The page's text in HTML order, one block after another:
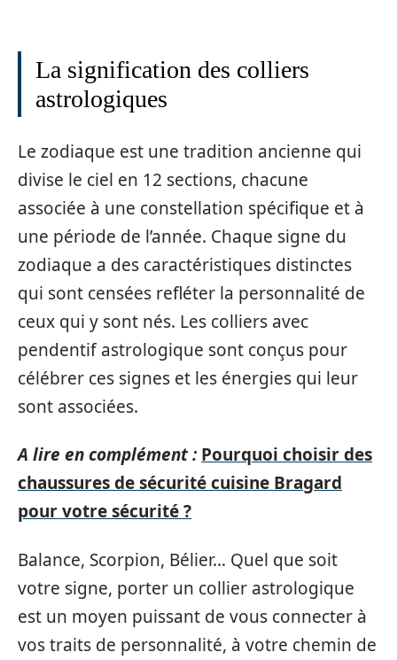
La signification des colliers
astrologiques
Le zodiaque est une tradition ancienne qui
divise le ciel en 12 sections, chacune
associée à une constellation spécifique et à
une période de l’année. Chaque signe du
zodiaque a des caractéristiques distinctes
qui sont censées refléter la personnalité de
ceux qui y sont nés. Les colliers avec
pendentif astrologique sont conçus pour
célébrer ces signes et les énergies qui leur
sont associées.
A lire en complément : Pourquoi choisir des
chaussures de sécurité cuisine Bragard
pour votre sécurité ?
Balance, Scorpion, Bélier… Quel que soit
votre signe, porter un collier astrologique
est un moyen puissant de vous connecter à
vos traits de personnalité, à votre chemin de